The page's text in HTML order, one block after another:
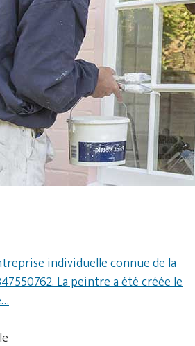
individuelle connue de la
La peintre a été créée le